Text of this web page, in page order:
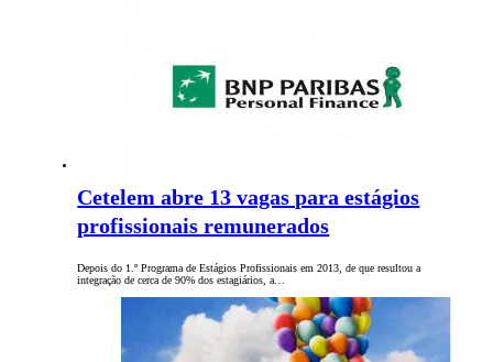
Cetelem abre 13 vagas para estágios
profissionais remunerados
Depois do 1.º Programa de Estágios Profissionais em 2013, de que resultou a
integração de cerca de 90% dos estagiários, a…